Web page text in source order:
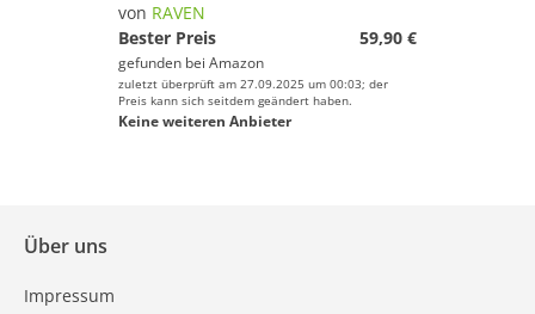
von RAVEN
Bester Preis
59,90 €
gefunden bei Amazon
zuletzt überprüft am 27.09.2025 um 00:03; der
Preis kann sich seitdem geändert haben.
Keine weiteren Anbieter
Über uns
Impressum